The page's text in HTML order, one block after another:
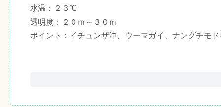
水温：２３℃
透明度：２０ｍ～３０ｍ
ポイント：イチュンザ沖、ウーマガイ、ナングチモド